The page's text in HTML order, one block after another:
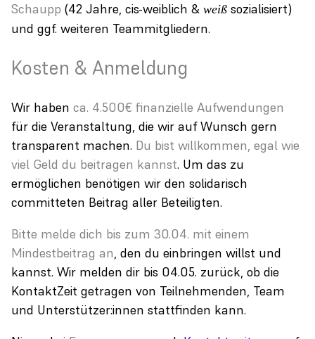
Schaupp (42 Jahre, cis-weiblich & weiß sozialisiert)
und ggf. weiteren Teammitgliedern.
Kosten & Anmeldung
Wir haben ca. 4.500€ finanzielle Aufwendungen
für die Veranstaltung, die wir auf Wunsch gern
transparent machen. Du bist willkommen, egal wie
viel Geld du beitragen kannst. Um das zu
ermöglichen benötigen wir den solidarisch
committeten Beitrag aller Beteiligten.
Bitte melde dich bis zum 30.04. mit einem
Mindestbeitrag an, den du einbringen willst und
kannst. Wir melden dir bis 04.05. zurück, ob die
KontaktZeit getragen von Teilnehmenden, Team
und Unterstützer:innen stattfinden kann.